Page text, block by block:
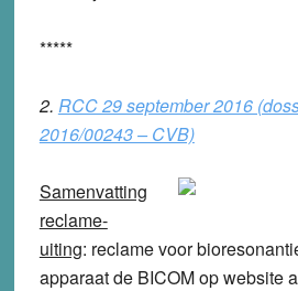
*****
2. RCC 29 september 2016
2016/00243 – CVB)
Samenvatting
reclame-
uiting: reclame voor
apparaat de BICOM op website